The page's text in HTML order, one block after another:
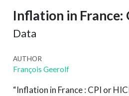
Inflation in France:
Data
AUTHOR
François Geerolf
“Inflation in France : CPI or